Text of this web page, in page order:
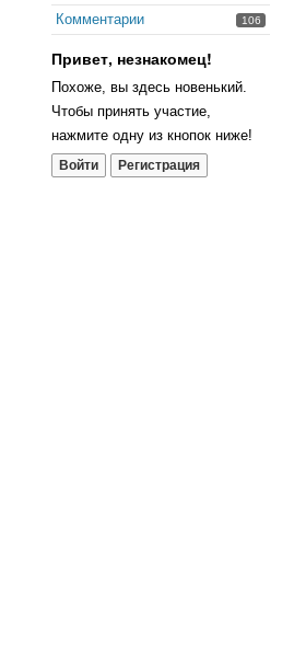
Комментарии
106
Привет, незнакомец!
Похоже, вы здесь новенький.
Чтобы принять участие,
нажмите одну из кнопок ниже!
Войти Регистрация